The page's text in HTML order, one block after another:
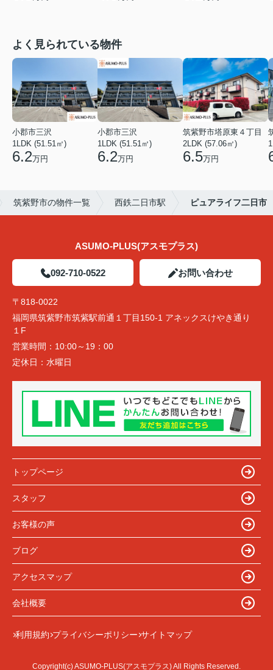
よく見られている物件
小郡市三沢
1LDK (51.51㎡)
6.2万円
小郡市三沢
1LDK (51.51㎡)
6.2万円
筑紫野市塔原東４丁目
2LDK (57.06㎡)
6.5万円
筑紫野市の物件一覧 西鉄二日市駅 ピュアライフ二日市
ASUMO-PLUS(アスモプラス)
092-710-0522 お問い合わせ
〒818-0022
福岡県筑紫野市筑紫駅前通１丁目150-1 アネックスけやき通り
１F
営業時間： 10:00～19：00
定休日： 水曜日
トップページ
スタッフ
お客様の声
ブログ
アクセスマップ
会社概要
利用規約 プライバシーポリシー サイトマップ
Copyright(c) ASUMO-PLUS(アスモプラス) All Rights Reserved.